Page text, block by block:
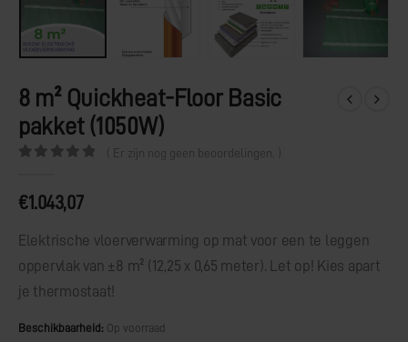
8 m² Quickheat-Floor Basic
pakket (1050W)
( Er zijn nog geen beoordelingen. )
€1.043,07
Elektrische vloerverwarming op mat voor een te leggen
oppervlak van ±8 m² (12,25 x 0,65 meter). Let op! Kies apart
je thermostaat!
Beschikbaarheid: Op voorraad